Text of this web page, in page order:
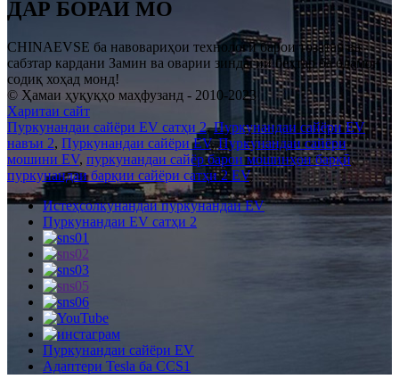
ДАР БОРАИ МО
CHINAEVSE ба навовариҳои технологӣ барои тозатар ва
сабзтар кардани Замин ва оварии зиндагии беҳтар ба одамон
содиқ хоҳад монд!
© Ҳамаи ҳуқуқҳо маҳфузанд - 2010-2023
Харитаи сайт
Пуркунандаи сайёри EV сатҳи 2,Пуркунандаи сайёри EV
навъи 2, Пуркунандаи сайёри EV,Пуркунандаи сайёри
мошини EV, пуркунандаи сайёр барои мошинҳои барқӣ,
пуркунандаи барқии сайёри сатҳи 2 EV,
Истеҳсолкунандаи пуркунандаи EV
Пуркунандаи EV сатҳи 2
Пуркунандаи сайёри EV
Адаптери Tesla ба CCS1